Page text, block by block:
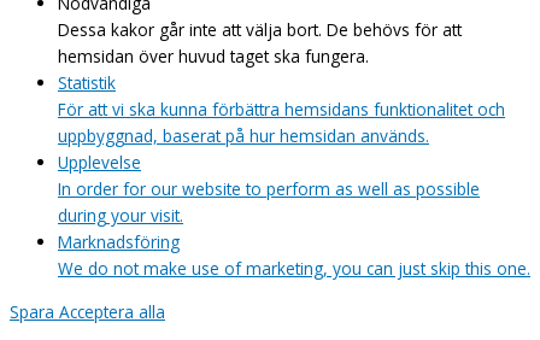
Dessa kakor går inte att välja bort. De behövs för att
hemsidan över huvud taget ska fungera.
Statistik
För att vi ska kunna förbättra hemsidans funktionalitet och
uppbyggnad, baserat på hur hemsidan används.
Upplevelse
In order for our website to perform as well as possible
during your visit.
Marknadsföring
We do not make use of marketing, you can just skip this one.
Spara Acceptera alla